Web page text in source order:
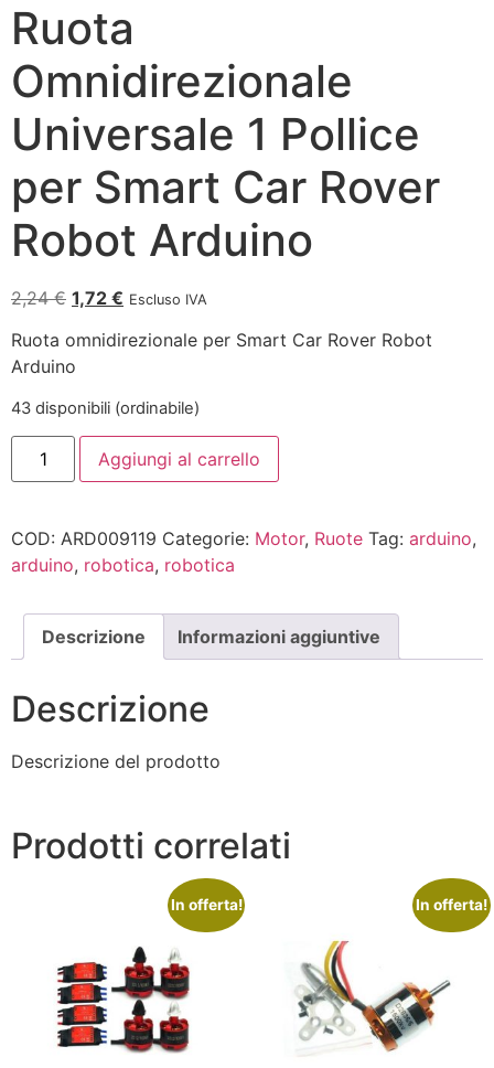
Ruota
Omnidirezionale
Universale 1 Pollice
per Smart Car Rover
Robot Arduino
2,24€ 1,72 € Escluso IVA
Ruota omnidirezionale per Smart Car Rover Robot
Arduino
43 disponibili (ordinabile)
Aggiungi al carrello
COD: ARD009119 Categorie: Motor, Ruote Tag: arduino,
arduino, robotica, robotica
Descrizione Informazioni aggiuntive
Descrizione
Descrizione del prodotto
Prodotti correlati
In offerta! In offerta!